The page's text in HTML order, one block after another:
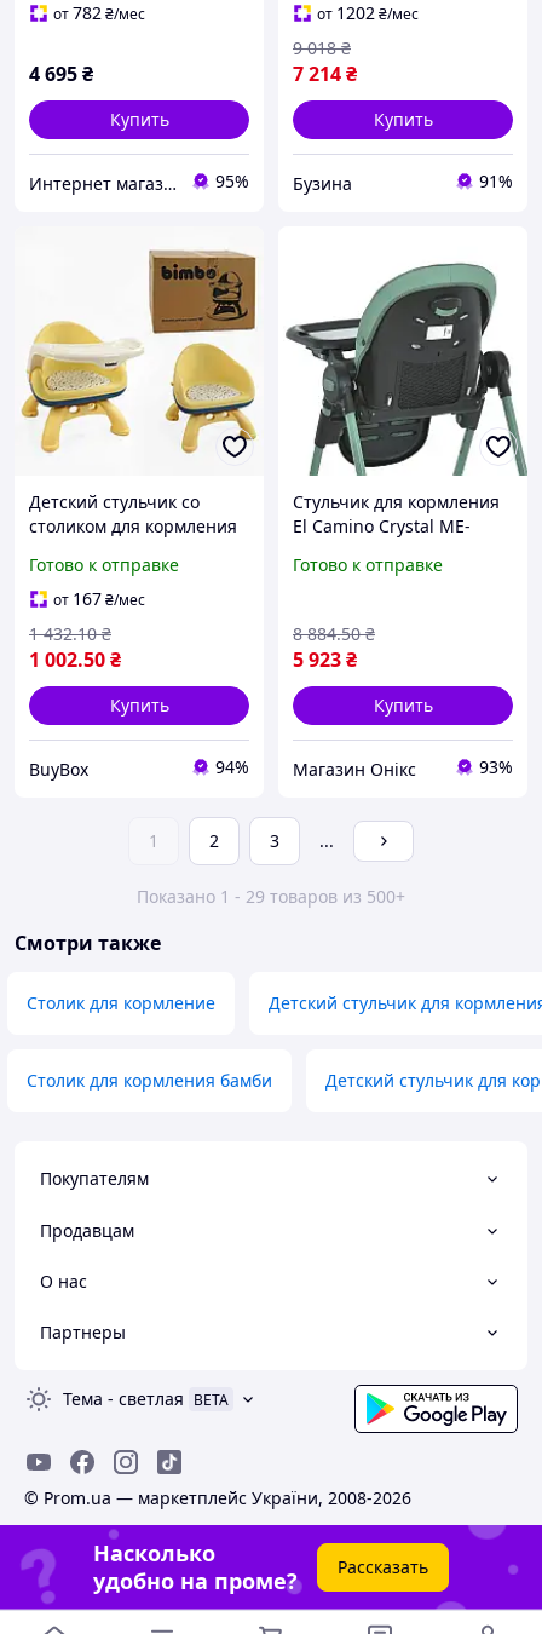
от782₴/мес
4 695₴
Купить
Интернет магазин детских товаров Sophie-shop 95%
от 1202₴/мес
7 214₴
9 018 ₴
Купить
Бузина 91%
Детский стульчик со
столиком для кормления
раскладной стульчик для
прикорма в коробке
Готово к отправке
от 167₴/мес
1 002.50₴
1 432.10 ₴
Купить
BuyBox 94%
Стульчик для кормления
El Camino Crystal ME-
хорошее качество
Готово к отправке
5 923₴
8 884.50 ₴
Купить
Магазин Онікс 93%
1 2 3 ...
Показано 1 - 29 товаров из 500+
Смотри также
Столик для кормление Детский стульчик для
Столик для кормления бамби Детский стульчик для
Покупателям
Продавцам
О нас
Партнеры
Тема - светлая BETA
© Prom.ua — маркетплейс України, 2008-2026
Насколько
удобно на проме?
Рассказать